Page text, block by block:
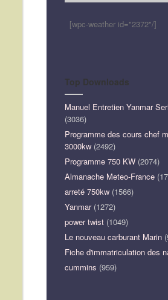
[wpc-weather id="2372"/]
Top Downloads
Manuel Entretien Yanmar
(3036)
Programme des cours chef
3000kw (2492)
Programme 750 KW (2074)
Almanache Meteo-France
arreté 750kw (1566)
Yanmar(1272)
power twist (1049)
Le nouveau carburant Marin
Fiche d'immatriculation des
cummins (959)